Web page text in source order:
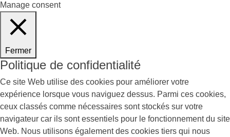
Manage consent
Fermer
Politique de confidentialité
Ce site Web utilise des cookies pour améliorer votre
expérience lorsque vous naviguez dessus. Parmi ces cookies,
ceux classés comme nécessaires sont stockés sur votre
navigateur car ils sont essentiels pour le fonctionnement du site
Web. Nous utilisons également des cookies tiers qui nous